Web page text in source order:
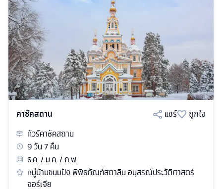
คาซัคสถาน แชร์
ถูกใจ
ทัวร์คาซัคสถาน
9วัน7คืน
ธ.ค. / ม.ค. / ก.พ.
หมู่บ้านขนมปัง พิพิธภัณฑ์สตาลิน อนุสรณ์ประวัติศาสตร์
จอร์เจีย